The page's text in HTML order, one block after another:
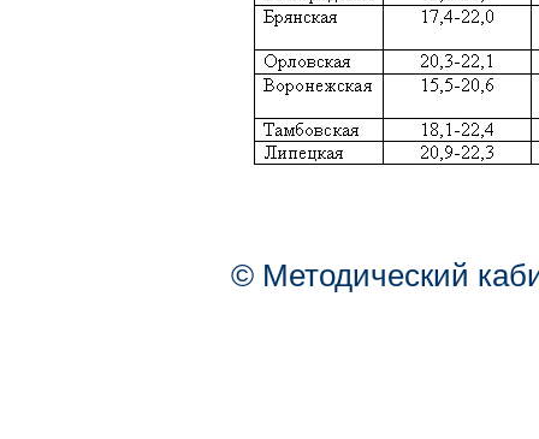
© Методический